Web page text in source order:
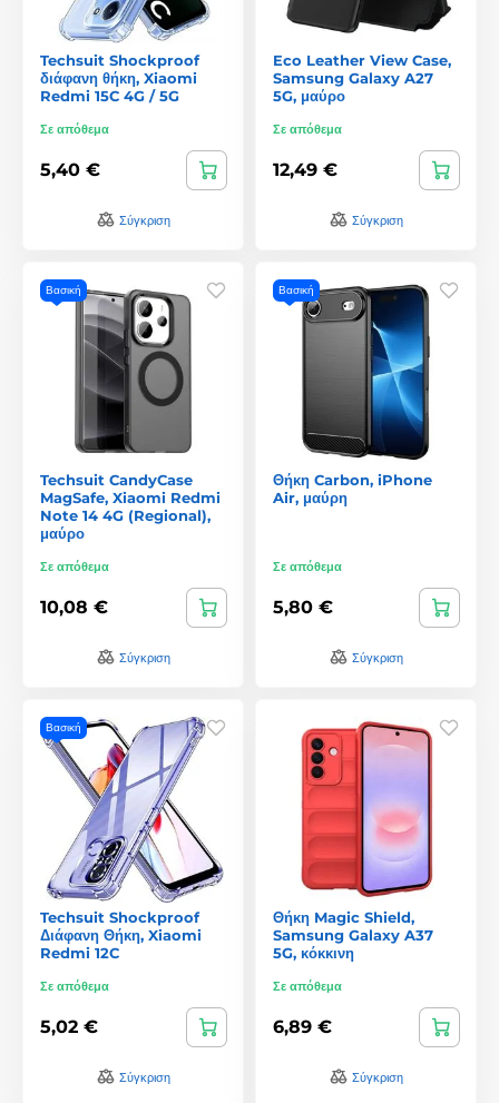
Techsuit Shockproof
διάφανη θήκη, Xiaomi
Redmi 15C 4G / 5G
Σε απόθεμα
5,40 €
Σύγκριση
Eco Leather View Case,
Samsung Galaxy A27
5G, μαύρο
Σε απόθεμα
12,49 €
Σύγκριση
Βασική
Techsuit CandyCase
MagSafe, Xiaomi Redmi
Note 14 4G (Regional),
μαύρο
Σε απόθεμα
10,08 €
Σύγκριση
Βασική
Θήκη Carbon, iPhone
Air, μαύρη
Σε απόθεμα
5,80 €
Σύγκριση
Βασική
Techsuit Shockproof
Διάφανη Θήκη, Xiaomi
Redmi 12C
Σε απόθεμα
5,02 €
Σύγκριση
Θήκη Magic Shield,
Samsung Galaxy A37
5G, κόκκινη
Σε απόθεμα
6,89 €
Σύγκριση